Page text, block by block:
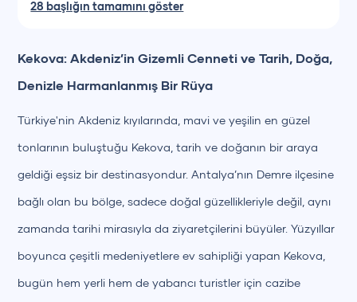
28 başlığın tamamını göster
Kekova: Akdeniz’in Gizemli Cenneti ve Tarih, Doğa,
Denizle Harmanlanmış Bir Rüya
Türkiye'nin Akdeniz kıyılarında, mavi ve yeşilin en güzel
tonlarının buluştuğu Kekova, tarih ve doğanın bir araya
geldiği eşsiz bir destinasyondur. Antalya’nın Demre ilçesine
bağlı olan bu bölge, sadece doğal güzellikleriyle değil, aynı
zamanda tarihi mirasıyla da ziyaretçilerini büyüler. Yüzyıllar
boyunca çeşitli medeniyetlere ev sahipliği yapan Kekova,
bugün hem yerli hem de yabancı turistler için cazibe